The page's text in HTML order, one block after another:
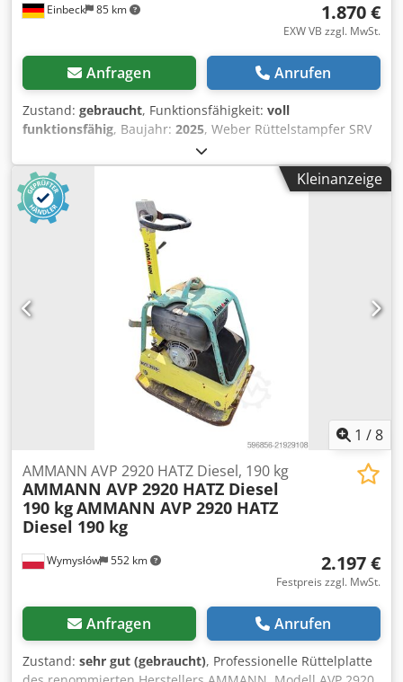
Einbeck 85 km 1.870 €
EXW VB zzgl. MwSt.
Anfragen Anrufen
Zustand: gebraucht, Funktionsfähigkeit: voll
funktionsfähig, Baujahr: 2025, Weber Rüttelstampfer SRV
300-II SRV 300-II — Baujahr 2025 Gebraucht aus dem
professionellen Mietpark der Kurt König Baumaschinen
GmbH, Einbeck. Zustand & Hinweise: - Zustand: Gebraucht
aus Vermietung, regelmäßig gewartet - Funktion: Voll
funktionsfähig - Produktbilder folgen — bei Interesse
kontaktieren Sie uns gerne für aktuelle Fotos -
Besichtigung in 37574 Einbeck nach Vereinbarung möglich
Preis 2.190 EUR zzgl. MwSt. | EXW Einbeck | Lieferung auf
Anfrage Dcodpfxjy A E Ufe Aahok
Kleinanzeige
1 /8
Wymysłów 552 km
AMMANN AVP 2920 HATZ Diesel, 190 kg
AMMANN AVP 2920 HATZ Diesel
190 kgAMMANN AVP 2920 HATZ
Diesel 190 kg
2.197 €
Festpreis zzgl. MwSt.
Anfragen Anrufen
Zustand: sehr gut (gebraucht), Professionelle Rüttelplatte